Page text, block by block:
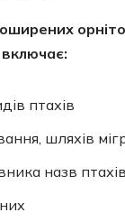
включає:
птахів
шляхів
назв